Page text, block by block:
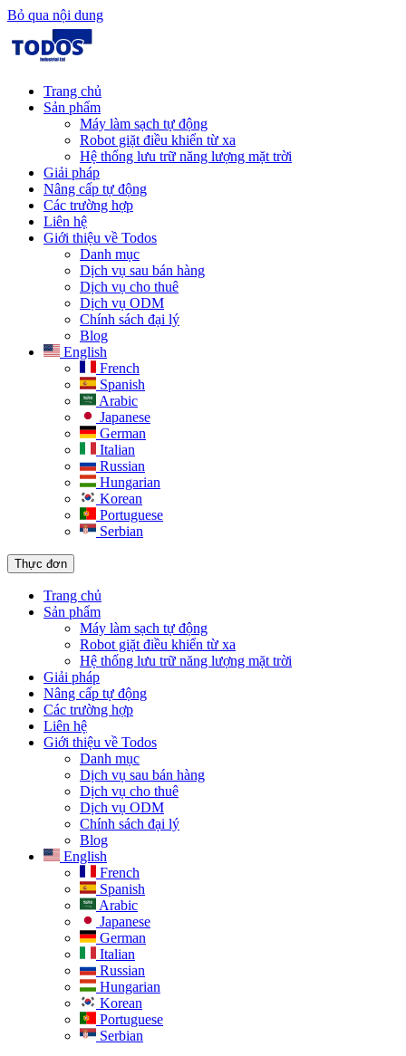
Bỏ qua nội dung
Trang chủ
Sản phẩm
Máy làm sạch tự động
Robot giặt điều khiển từ xa
Hệ thống lưu trữ năng lượng mặt trời
Giải pháp​
Nâng cấp tự động
Các trường hợp
Liên hệ
Giới thiệu về Todos
Danh mục
Dịch vụ sau bán hàng
Dịch vụ cho thuê
Dịch vụ ODM
Chính sách đại lý
Blog
English
French
Spanish
Arabic
Japanese
German
Italian
Russian
Hungarian
Korean
Portuguese
Serbian
Thực đơn
Trang chủ
Sản phẩm
Máy làm sạch tự động
Robot giặt điều khiển từ xa
Hệ thống lưu trữ năng lượng mặt trời
Giải pháp​
Nâng cấp tự động
Các trường hợp
Liên hệ
Giới thiệu về Todos
Danh mục
Dịch vụ sau bán hàng
Dịch vụ cho thuê
Dịch vụ ODM
Chính sách đại lý
Blog
English
French
Spanish
Arabic
Japanese
German
Italian
Russian
Hungarian
Korean
Portuguese
Serbian